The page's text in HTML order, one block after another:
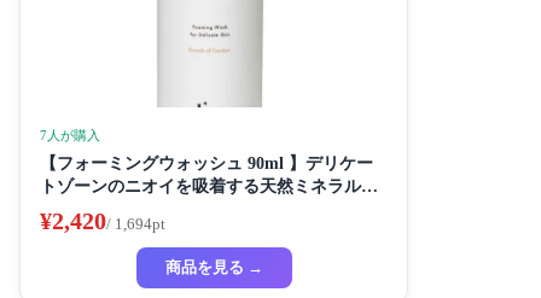
7人が購入
【フォーミングウォッシュ 90ml 】デリケー
トゾーンのニオイを吸着する天然ミネラル配
¥2,420/ 1,694pt
商品を見る →